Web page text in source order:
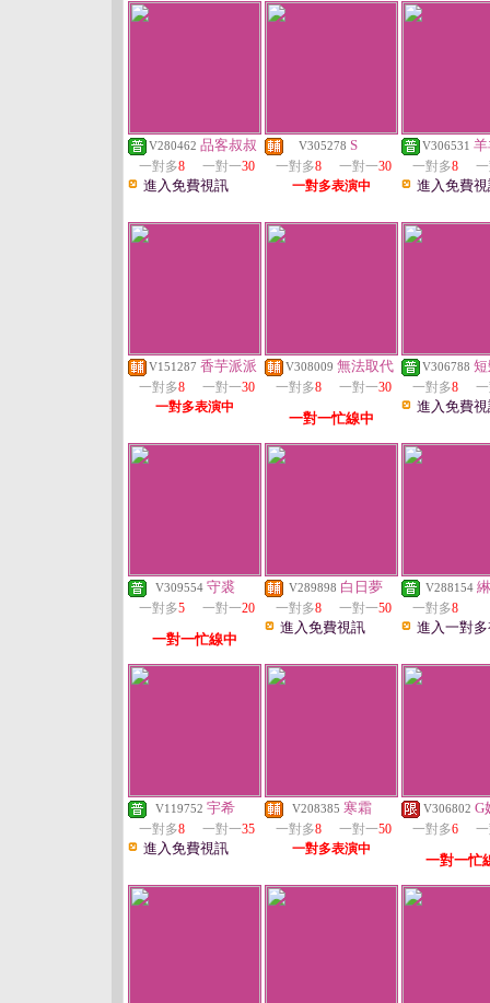
V280462 品客叔叔
一對多8 一對一30
進入免費視訊
V305278 S
一對多8 一對一30
一對多表演中
V306531
一對多8
進入免費
V151287 香芋派派
一對多8 一對一30
一對多表演中
V308009 無法取代
一對多8 一對一30
一對一忙線中
V306788
一對多8
進入免費
V309554 守裘
一對多5 一對一20
一對一忙線中
V289898 白日夢
一對多8 一對一50
進入免費視訊
V288154
一對多8
進入一對
V119752 宇希
一對多8 一對一35
進入免費視訊
V208385 寒霜
一對多8 一對一50
一對多表演中
V306802 G
一對多6
一對一忙